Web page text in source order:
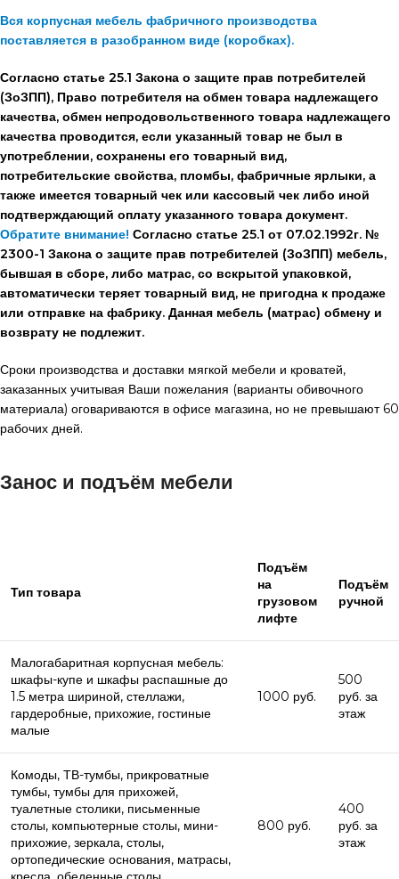
Вся корпусная мебель фабричного производства
поставляется в разобранном виде (коробках).
Согласно статье 25.1 Закона о защите прав потребителей
(ЗоЗПП), Право потребителя на обмен товара надлежащего
качества, обмен непродовольственного товара надлежащего
качества проводится, если указанный товар не был в
употреблении, сохранены его товарный вид,
потребительские свойства, пломбы, фабричные ярлыки, а
также имеется товарный чек или кассовый чек либо иной
подтверждающий оплату указанного товара документ.
Обратите внимание! Согласно статье 25.1 от 07.02.1992г. №
2300-1 Закона о защите прав потребителей (ЗоЗПП) мебель,
бывшая в сборе, либо матрас, со вскрытой упаковкой,
автоматически теряет товарный вид, не пригодна к продаже
или отправке на фабрику. Данная мебель (матрас) обмену и
возврату не подлежит.
Сроки производства и доставки мягкой мебели и кроватей,
заказанных учитывая Ваши пожелания (варианты обивочного
материала) оговариваются в офисе магазина, но не превышают 60
рабочих дней.
Занос и подъём мебели
Тип товара
Подъём
на
грузовом
лифте
Подъём
ручной
Малогабаритная корпусная мебель:
шкафы-купе и шкафы распашные до
1.5 метра шириной, стеллажи,
гардеробные, прихожие, гостиные
малые
1000 руб.
500
руб. за
этаж
Комоды, ТВ-тумбы, прикроватные
тумбы, тумбы для прихожей,
туалетные столики, письменные
столы, компьютерные столы, мини-
прихожие, зеркала, столы,
ортопедические основания, матрасы,
800 руб.
400
руб. за
этаж